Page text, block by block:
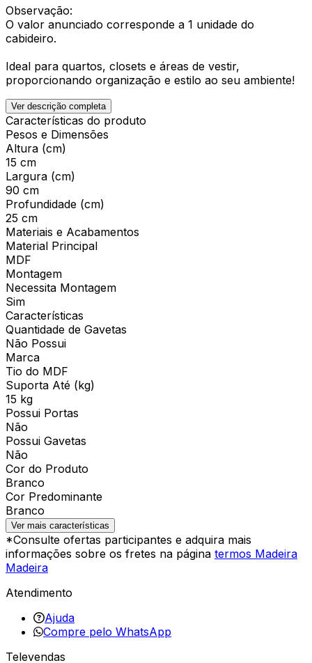
Observação:
O valor anunciado corresponde a 1 unidade do
cabideiro.
Ideal para quartos, closets e áreas de vestir,
proporcionando organização e estilo ao seu ambiente!
Ver descrição completa
Características do produto
Pesos e Dimensões
Altura (cm)
15 cm
Largura (cm)
90 cm
Profundidade (cm)
25 cm
Materiais e Acabamentos
Material Principal
MDF
Montagem
Necessita Montagem
Sim
Características
Quantidade de Gavetas
Não Possui
Marca
Tio do MDF
Suporta Até (kg)
15 kg
Possui Portas
Não
Possui Gavetas
Não
Cor do Produto
Branco
Cor Predominante
Branco
Ver mais características
*Consulte ofertas participantes e adquira mais
informações sobre os fretes na página termos Madeira
Madeira
Atendimento
Ajuda
Compre pelo WhatsApp
Televendas